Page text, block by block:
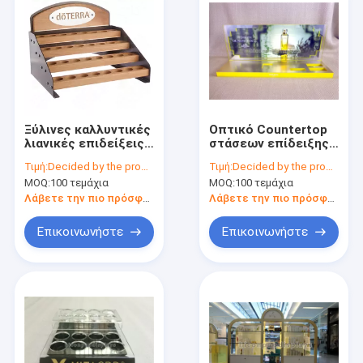
Products
About Us
Ξύλινες καλλυντικές
λιανικές επιδείξεις
επίδειξης 4
στρωμάτων
καλλυντικές για το
πετρέλαιο
Τιμή:Decided by the product specifications
MOQ:100 τεμάχια
Λάβετε την πιο πρόσφατη τιμή
Επικοινωνήστε
Οπτικό Countertop
στάσεων επίδειξης
ακρυλικό για το
κατάστημα
καλλυντικών
Τιμή:Decided by the product specifications
MOQ:100 τεμάχια
Λάβετε την πιο πρόσφατη τιμή
Επικοινωνήστε